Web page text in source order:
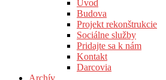
Úvod
Budova
Projekt rekonštrukcie
Sociálne služby
Pridajte sa k nám
Kontakt
Darcovia
Archív